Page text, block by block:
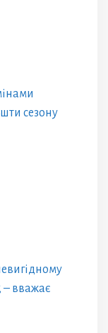
сезону
– вважає